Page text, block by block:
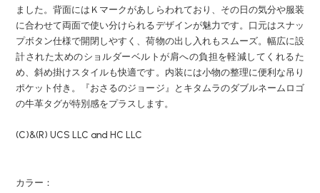
ました。背面にはＫマークがあしらわれており、その日の気分や服装
に合わせて両面で使い分けられるデザインが魅力です。口元はスナッ
プボタン仕様で開閉しやすく、荷物の出し入れもスムーズ。幅広に設
計された太めのショルダーベルトが肩への負担を軽減してくれるた
め、斜め掛けスタイルも快適です。内装には小物の整理に便利な吊り
ポケット付き。『おさるのジョージ』とキタムラのダブルネームロゴ
の牛革タグが特別感をプラスします。
(C)&(R) UCS LLC and HC LLC
カラー：